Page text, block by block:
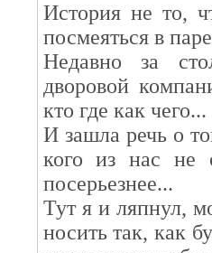
История не то,
посмеяться в
Недавно за
дворовой
кто где как чего...
И зашла речь о
кого из нас не
посерьезнее...
Тут я и ляпнул,
носить так, как